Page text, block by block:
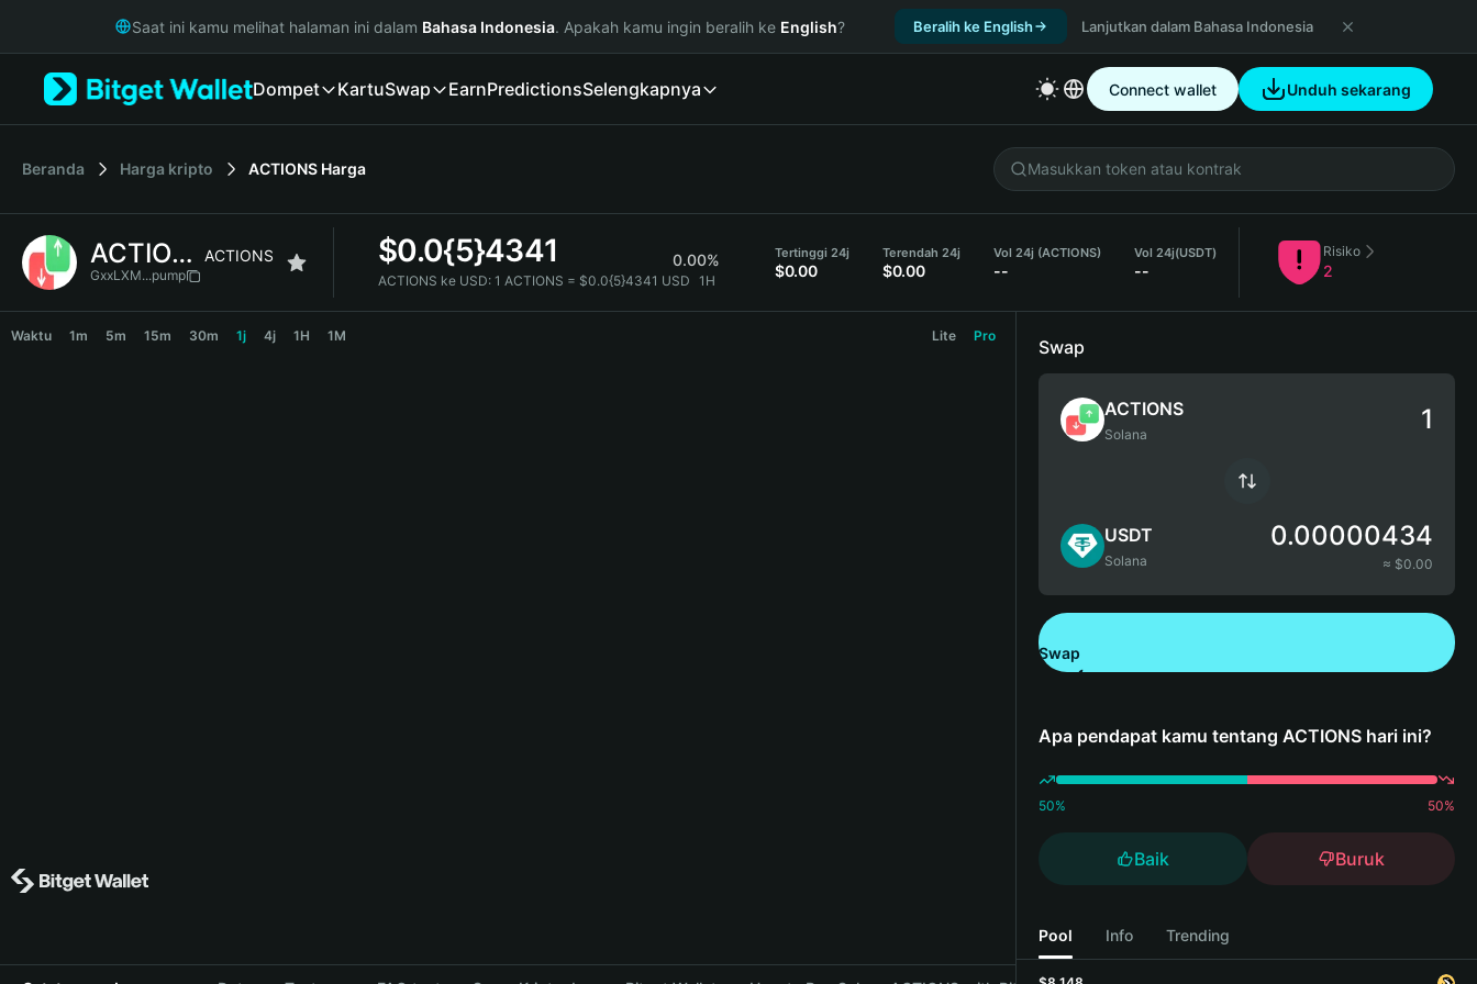
Русский
Italiano
简体中文
繁體中文
Bahasa Indonesia
Saat ini kamu melihat halaman ini dalam Bahasa Indonesia. Apakah kamu ingin beralih ke English? Beralih ke English Lanjutkan dalam Bahasa Indonesia
Dompet KartuSwap EarnPredictionsSelengkapnya Connect wallet Unduh sekarang
Beranda Harga kripto ACTIONS Harga
ACTIONS ACTIONS
GxxLXM...pump
$0.0{5}4341 0.00%
ACTIONS ke USD: 1 ACTIONS = $0.0{5}4341 USD 1H
Tertinggi 24j
$0.00
Terendah 24j
$0.00
Vol 24j (ACTIONS)
--
Vol 24j(USDT)
--
Risiko
2
Waktu 1m 5m 15m 30m 1j 4j 1H 1M Lite Pro
Swap
ACTIONS
Solana
USDT
Solana
0.00000434
≈ $0.00
Swap
Apa pendapat kamu tentang ACTIONS hari ini?
50% 50%
Baik Buruk
Pool Info Trending